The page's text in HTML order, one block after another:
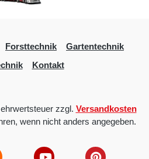
Forsttechnik
Gartentechnik
Kontakt
zzgl. Versandkosten
wenn nicht anders angegeben.